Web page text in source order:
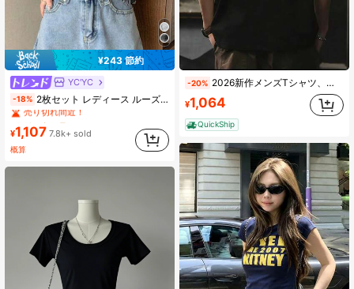
¥243 節約
YC'YC
-18% 2枚セット レディース ルーズ ショートシャツ & キャミソールトップ、春/夏新作、チェック柄 薄手 セミシアー シフォン 日よけブラウス カジュアル ブラック
#2 ベストセラー
売り切れ間近！
#2 ベストセラー
売り切れ間近！
#2 ベストセラー
売り切れ間近！
#2 ベストセラー
に シアー デイリーシャツ
¥1,107 7.8k+ sold
概算
-20% 2026新作メンズTシャツ、シンプルな黒のプリント、綿100%材料で肌にYOしく通気性があり刺激が少ないない、感のあるデザインですごい雰囲気、ゆったりとしたシルエットで体型をカバー、春夏の通常使用いやデート、旅行するに最适
¥1,064
QuickShip